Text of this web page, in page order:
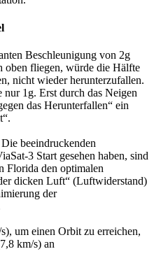
Beschleunigung von 2g
oben fliegen, würde die Hälfte
nicht wieder herunterzufallen.
1g. Erst durch das Neigen
das Herunterfallen“ ein
Die beeindruckenden
3 Start gesehen haben, sind
Florida den optimalen
dicken Luft“ (Luftwiderstand)
der
um einen Orbit zu erreichen,
km/s) an